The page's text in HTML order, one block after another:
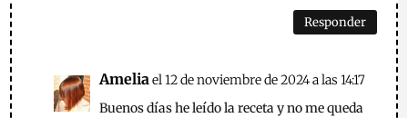
Responder
Ameliael 12 de noviembre de 2024 a las 14:17
Buenos días he leído la receta y no me queda